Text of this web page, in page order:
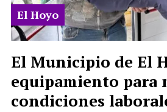
El Municipio de El
equipamiento para
condiciones
El Hoyo